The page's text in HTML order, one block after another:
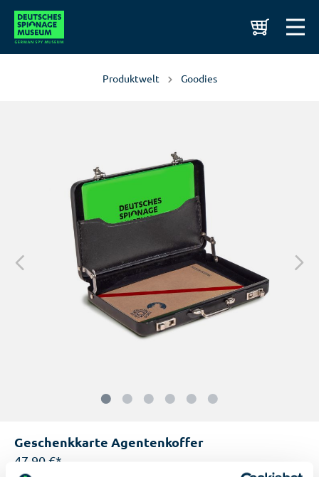
Produktwelt Goodies
Geschenkkarte Agentenkoffer
47,90 €*